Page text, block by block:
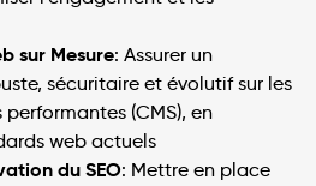
sur Mesure: Assurer un
sécuritaire et évolutif sur les
(CMS), en
web actuels
du SEO: Mettre en place